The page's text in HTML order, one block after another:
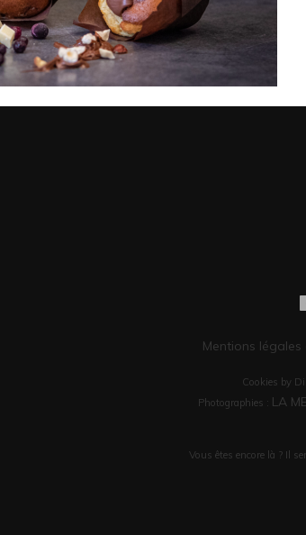
Mentions
Cookies by
Photographies : LA
Vous êtes encore là ? Il